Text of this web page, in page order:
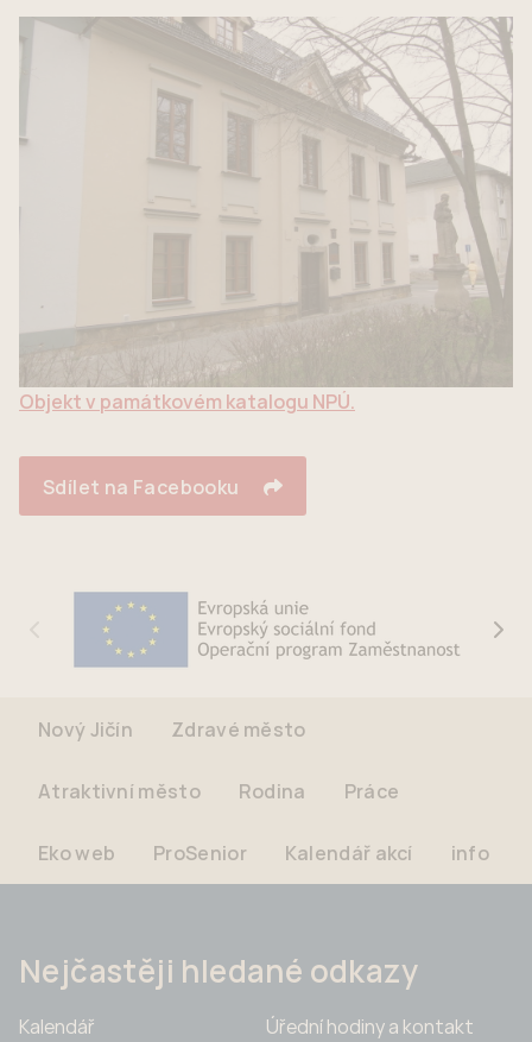
Objekt v památkovém katalogu NPÚ.
Sdílet na Facebooku
Nový Jičín Zdravé město
Atraktivní město Rodina Práce
Eko web ProSenior Kalendář akcí info
Nejčastěji hledané odkazy
Kalendář
Úřední hodiny a kontakt